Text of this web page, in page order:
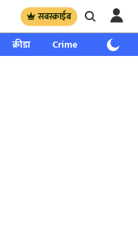
सबस्क्राईब
क्रीडा Crime साप्ताहिक